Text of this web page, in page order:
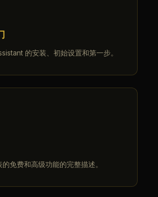
的安装、初始设置和第一步。
免费和高级功能的完整描述。